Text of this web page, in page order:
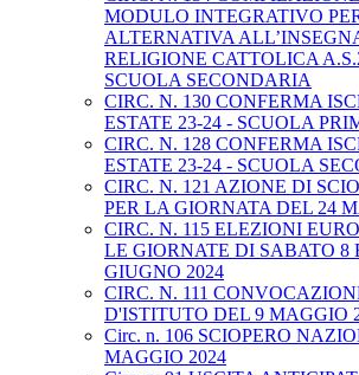
MODULO INTEGRATIVO
ALTERNATIVA
RELIGIONE CATTOLICA
SCUOLA SECONDARIA
CIRC. N. 130 CONFERMA
ESTATE 23-24 - SCUOLA
CIRC. N. 128 CONFERMA
ESTATE 23-24 - SCUOLA
CIRC. N. 121 AZIONE DI
PER LA GIORNATA DEL 24
CIRC. N. 115 ELEZIONI
LE GIORNATE DI SABATO 8
GIUGNO 2024
CIRC. N. 111
D'ISTITUTO DEL 9 MAGGIO
Circ. n. 106 SCIOPERO
MAGGIO 2024